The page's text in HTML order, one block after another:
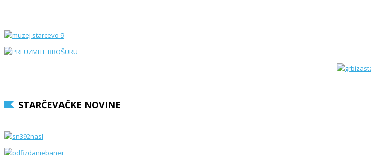
STARČEVAČKE NOVINE